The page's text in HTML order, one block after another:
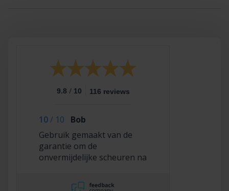
9.8 / 10 116 reviews
10/ 10
Bob
Gebruik gemaakt van de
garantie om de
onvermijdelijke scheuren na
en dat hebben ze super